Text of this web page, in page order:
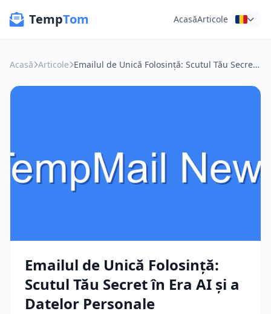
TempTom AcasăArticole
Acasă Articole Emailul de Unică Folosință: Scutul Tău Secret în Era AI și a Datelor Personale
Emailul de Unică Folosință:
Scutul Tău Secret în Era AI și a
Datelor Personale